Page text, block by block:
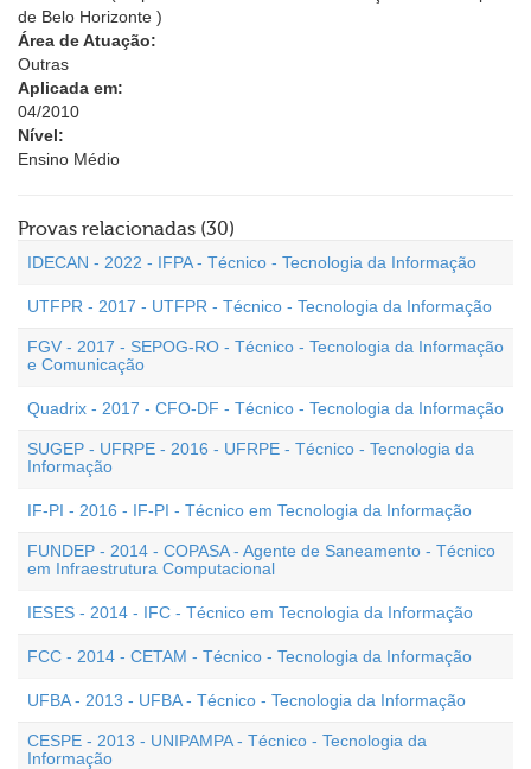
de Belo Horizonte )
Área de Atuação:
Outras
Aplicada em:
04/2010
Nível:
Ensino Médio
Provas relacionadas (30)
IDECAN - 2022 - IFPA - Técnico - Tecnologia da Informação
UTFPR - 2017 - UTFPR - Técnico - Tecnologia da Informação
FGV - 2017 - SEPOG-RO - Técnico - Tecnologia da Informação
e Comunicação
Quadrix - 2017 - CFO-DF - Técnico - Tecnologia da Informação
SUGEP - UFRPE - 2016 - UFRPE - Técnico - Tecnologia da
Informação
IF-PI - 2016 - IF-PI - Técnico em Tecnologia da Informação
FUNDEP - 2014 - COPASA - Agente de Saneamento - Técnico
em Infraestrutura Computacional
IESES - 2014 - IFC - Técnico em Tecnologia da Informação
FCC - 2014 - CETAM - Técnico - Tecnologia da Informação
UFBA - 2013 - UFBA - Técnico - Tecnologia da Informação
CESPE - 2013 - UNIPAMPA - Técnico - Tecnologia da
Informação